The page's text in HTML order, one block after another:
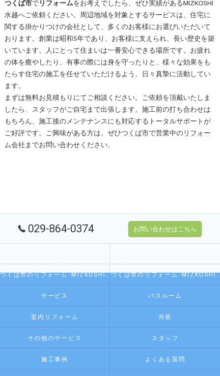
つくば市でリフォームをお考えでしたら、ぜひ実績があるMIZKOSHI
水越へご依頼ください。周辺地域を対象とするサービスは、住宅に
関する掛かりつけの会社として、多くのお客様にお選びいただいて
おります。創業は昭和5年であり、お客様に支えられ、長い歴史を築
いています。人にとって住まいは一番安心できる場所です。お疲れ
の体を癒やしたり、有事の際には身を守ったりと、様々な効果をも
たらす住宅の施工を任せていただけるよう、日々真摯に活動してい
ます。
まずは無料お見積もりにてご相談ください。ご依頼を頂戴いたしま
したら、スタッフがご自宅まで出張します。施工前の打ち合わせは
もちろん、施工後のメンテナンスにも対応するトータルサポートが
ご好評です。ご興味がある方は、ぜひつくば市で営業中のリフォー
ム会社までお問い合わせください。
029-864-0374 お問い合わせはこちら
つくば市のリフォーム･MIZKOSHI 水越の評判 つくば市のリフォーム･MIZKOSHI 水越のお客様の声
サービス バスルーム
室内リフォーム 外装
その他のサービス スタッフ
施工事例 よくある質問